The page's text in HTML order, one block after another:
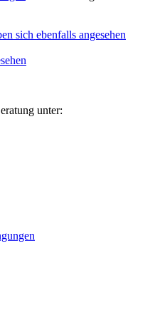
sich ebenfalls angesehen
unter: